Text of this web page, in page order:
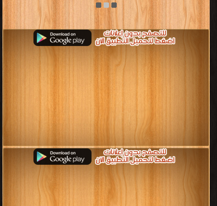
كتب تعليم قيادة السيارات
قراءة و تحميل كتب في كتب تعليم قيادة السيارات مجانا